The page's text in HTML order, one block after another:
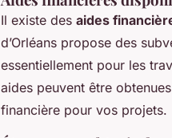
Il existe des aides
d’Orléans propose des
essentiellement pour les
aides peuvent être
financière pour vos projets.